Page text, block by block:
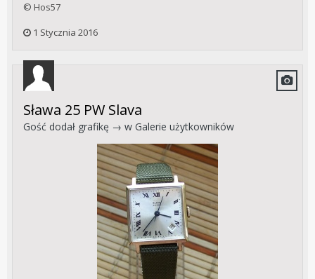
© Hos57
1 Stycznia 2016
Sława 25 PW Slava
Gość dodał grafikę → w Galerie użytkowników